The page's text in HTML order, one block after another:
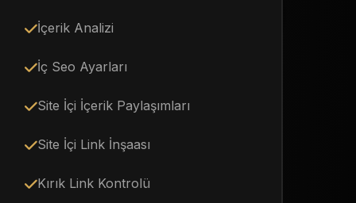
İçerik Analizi
İç Seo Ayarları
Site İçi İçerik Paylaşımları
Site İçi Link İnşaası
Kırık Link Kontrolü